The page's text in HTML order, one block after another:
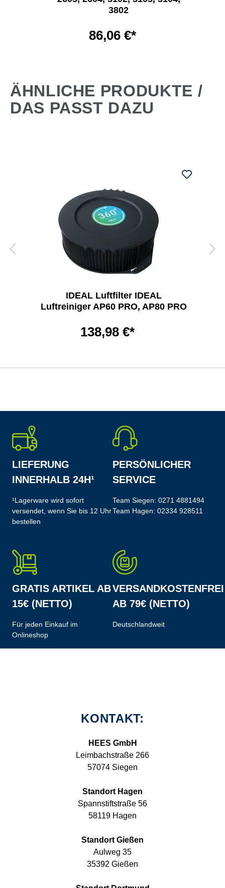
3802
86,06 €*
ÄHNLICHE PRODUKTE /
DAS PASST DAZU
IDEAL Luftfilter IDEAL
Luftreiniger AP60 PRO, AP80 PRO
138,98 €*
LIEFERUNG
INNERHALB 24H¹
¹Lagerware wird sofort
versendet, wenn Sie bis 12 Uhr
bestellen
PERSÖNLICHER
SERVICE
Team Siegen: 0271 4881494
Team Hagen: 02334 928511
GRATIS ARTIKEL AB
15€ (NETTO)
Für jeden Einkauf im
Onlineshop
VERSANDKOSTENFREI
AB 79€ (NETTO)
Deutschlandweit
KONTAKT:
HEES GmbH
Leimbachstraße 266
57074 Siegen
Standort Hagen
Spannstiftstraße 56
58119 Hagen
Standort Gießen
Aulweg 35
35392 Gießen